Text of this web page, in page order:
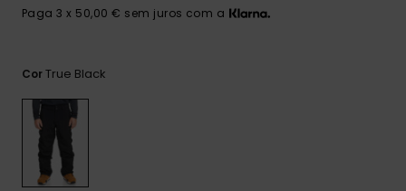
Consultar
Paga 3 x 50,00 € sem juros com a
CorTrue Black